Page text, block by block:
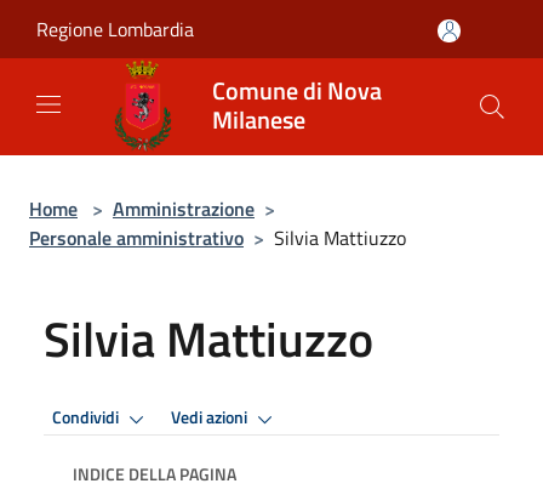
Regione Lombardia
Comune di Nova
Milanese
Home > Amministrazione >
Personale amministrativo > Silvia Mattiuzzo
Silvia Mattiuzzo
Condividi Vedi azioni
INDICE DELLA PAGINA